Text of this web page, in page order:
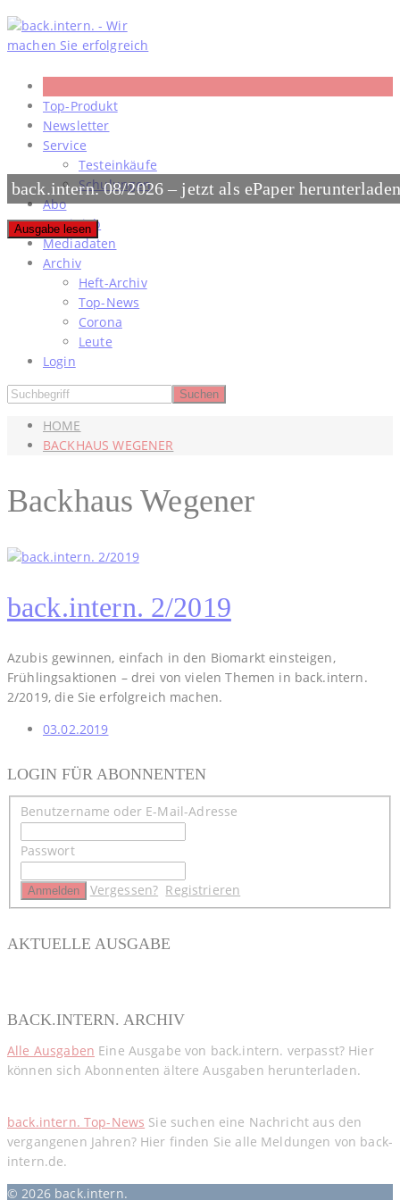
Skip
to
content
Top-Produkt
Newsletter
Service
Testeinkäufe
Schulungen
Abo
#meinjob
Mediadaten
Archiv
Heft-Archiv
Top-News
Corona
Leute
Login
HOME
BACKHAUS WEGENER
Backhaus Wegener
back.intern. 2/2019
Azubis gewinnen, einfach in den Biomarkt einsteigen,
Frühlingsaktionen – drei von vielen Themen in back.intern.
2/2019, die Sie erfolgreich machen.
03.02.2019
LOGIN FÜR ABONNENTEN
Benutzername oder E-Mail-Adresse
Passwort
Vergessen? Registrieren
AKTUELLE AUSGABE
back.intern. 08/2026 – jetzt als ePaper herunterladen
Ausgabe lesen
BACK.INTERN. ARCHIV
Alle Ausgaben Eine Ausgabe von back.intern. verpasst? Hier
können sich Abonnenten ältere Ausgaben herunterladen.
back.intern. Top-News Sie suchen eine Nachricht aus den
vergangenen Jahren? Hier finden Sie alle Meldungen von back-
intern.de.
© 2026 back.intern.